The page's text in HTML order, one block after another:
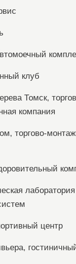
клуб
Томск,
компания
торгово-
лаборатория
центр